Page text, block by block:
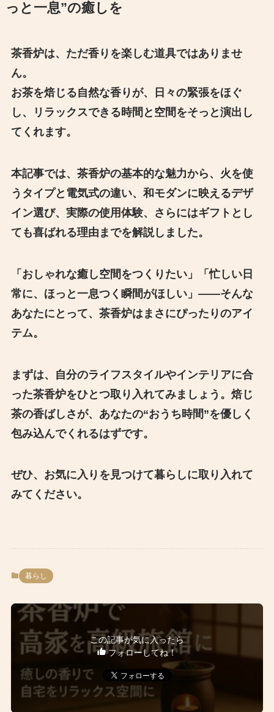
っと一息”の癒しを
茶香炉は、ただ香りを楽しむ道具ではありませ
ん。
お茶を焙じる自然な香りが、日々の緊張をほぐ
し、リラックスできる時間と空間をそっと演出し
てくれます。
本記事では、茶香炉の基本的な魅力から、火を使
うタイプと電気式の違い、和モダンに映えるデザ
イン選び、実際の使用体験、さらにはギフトとし
ても喜ばれる理由までを解説しました。
「おしゃれな癒し空間をつくりたい」「忙しい日
常に、ほっと一息つく瞬間がほしい」――そんな
あなたにとって、茶香炉はまさにぴったりのアイ
テム。
まずは、自分のライフスタイルやインテリアに合
った茶香炉をひとつ取り入れてみましょう。焙じ
茶の香ばしさが、あなたの“おうち時間”を優しく
包み込んでくれるはずです。
ぜひ、お気に入りを見つけて暮らしに取り入れて
みてください。
暮らし
この記事が気に入ったら
フォローしてね！